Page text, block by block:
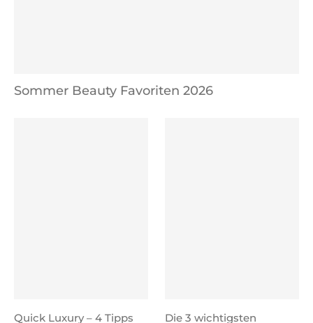
Sommer Beauty Favoriten 2026
Quick Luxury – 4 Tipps Die 3 wichtigsten